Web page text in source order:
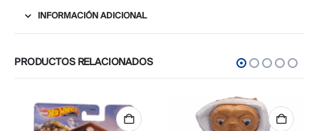
INFORMACIÓN ADICIONAL
PRODUCTOS RELACIONADOS